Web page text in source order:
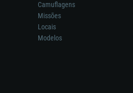
Camuflagens
Missões
Locais
Modelos